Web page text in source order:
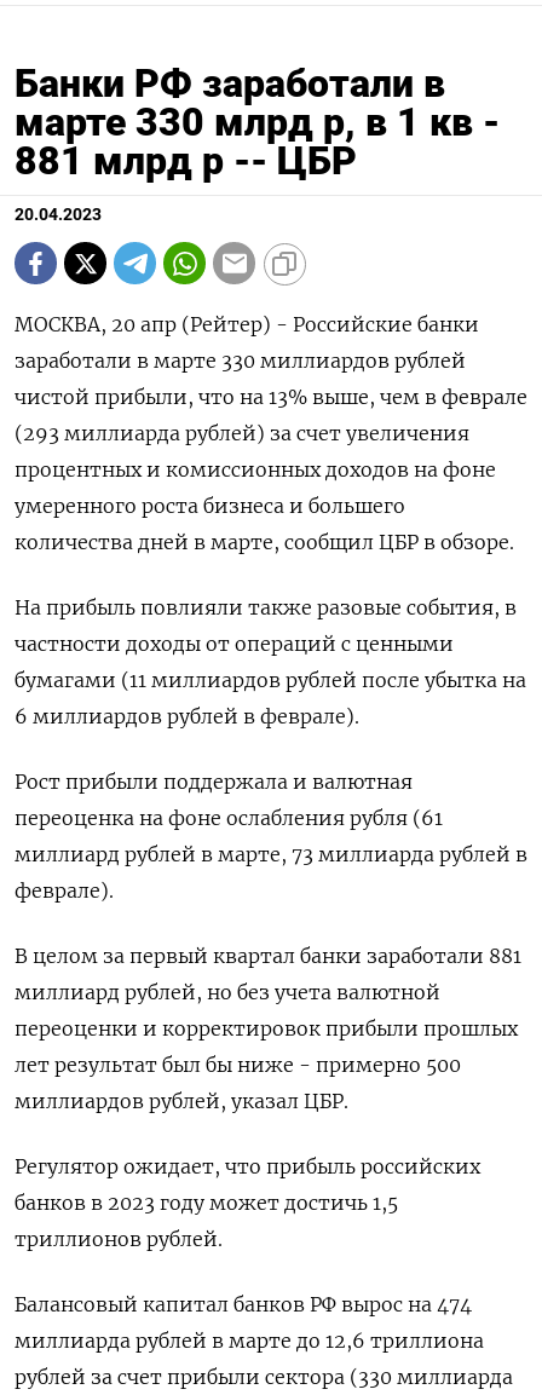
Банки РФ заработали в
марте 330 млрд р, в 1 кв -
881 млрд р -- ЦБР
20.04.2023
МОСКВА, 20 апр (Рейтер) - Российские банки
заработали в марте 330 миллиардов рублей
чистой прибыли, что на 13% выше, чем в феврале
(293 миллиарда рублей) за счет увеличения
процентных и комиссионных доходов на фоне
умеренного роста бизнеса и большего
количества дней в марте, сообщил ЦБР в обзоре.
На прибыль повлияли также разовые события, в
частности доходы от операций с ценными
бумагами (11 миллиардов рублей после убытка на
6 миллиардов рублей в феврале).
Рост прибыли поддержала и валютная
переоценка на фоне ослабления рубля (61
миллиард рублей в марте, 73 миллиарда рублей в
феврале).
В целом за первый квартал банки заработали 881
миллиард рублей, но без учета валютной
переоценки и корректировок прибыли прошлых
лет результат был бы ниже - примерно 500
миллиардов рублей, указал ЦБР.
Регулятор ожидает, что прибыль российских
банков в 2023 году может достичь 1,5
триллионов рублей.
Балансовый капитал банков РФ вырос на 474
миллиарда рублей в марте до 12,6 триллиона
рублей за счет прибыли сектора (330 миллиарда